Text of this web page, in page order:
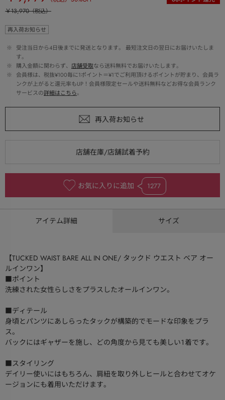
￥13,970（税込）
再入荷お知らせ
※
受注当日から4日後までに発送となります。 最短注文日の翌日にお届けいたしま
す。
※
購入金額に関わらず、 店舗受取なら送料無料でお届けいたします。
※
会員様は、税抜¥100毎に1ポイント＝¥1でご利用頂けるポイントが貯まり、会員ラ
ンクが上がると還元率もUP！会員様限定セールや送料無料などお得な会員ランク
サービスの詳細はこちら。
お気に入りに追加 1277
アイテム詳細 サイズ
【TUCKED WAIST BARE ALL IN ONE/ タックド ウエスト ベア オー
ルインワン】
■ポイント
洗練された女性らしさをプラスしたオールインワン。
■ディテール
身頃とパンツにあしらったタックが構築的でモードな印象をプラ
ス。
バックにはギャザーを施し、どの角度から見ても美しい１着です。
■スタイリング
デイリー使いにはもちろん、肩紐を取り外しヒールと合わせてオケ
ージョンにも着用いただけます。